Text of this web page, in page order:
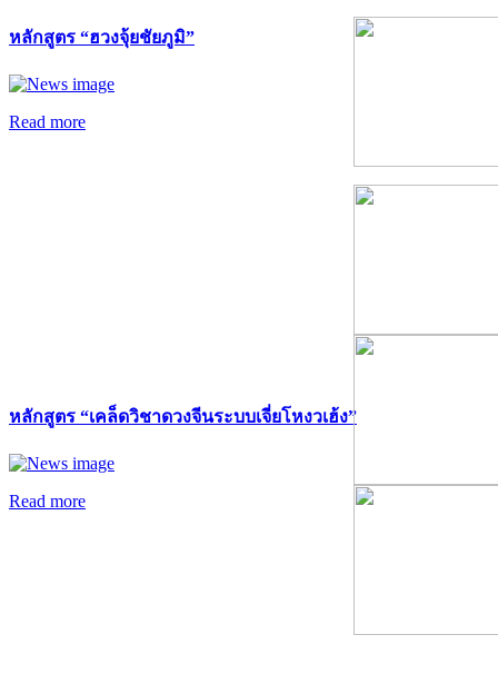
หลักสูตร “ฮวงจุ้ยชัยภูมิ”
Read more
หลักสูตร “เคล็ดวิชาดวงจีนระบบเจี่ยโหงวเฮ้ง”
Read more